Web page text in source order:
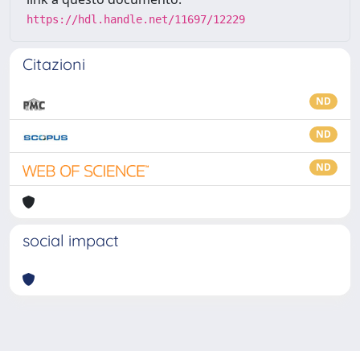
https://hdl.handle.net/11697/12229
Citazioni
ND
ND
ND
social impact